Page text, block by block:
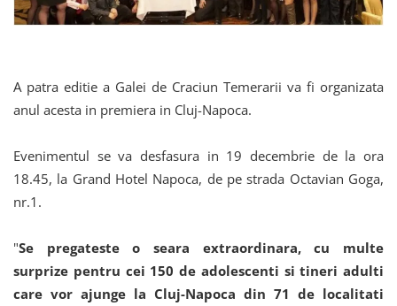
A patra editie a Galei de Craciun Temerarii va fi organizata
anul acesta in premiera in Cluj-Napoca.
Evenimentul se va desfasura in 19 decembrie de la ora
18.45, la Grand Hotel Napoca, de pe strada Octavian Goga,
nr.1.
"Se pregateste o seara extraordinara, cu multe
surprize pentru cei 150 de adolescenti si tineri adulti
care vor ajunge la Cluj-Napoca din 71 de localitati